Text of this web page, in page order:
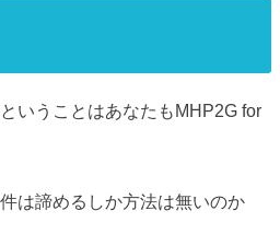
いうことはあなたもMHP2G for
は諦めるしか方法は無いのか